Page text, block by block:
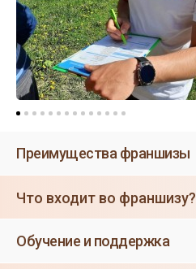
Преимущества франшизы
Что входит во франшизу?
Обучение и поддержка